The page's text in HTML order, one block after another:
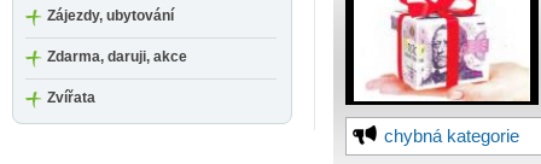
Zájezdy, ubytování
Zdarma, daruji, akce
Zvířata
chybná kategorie